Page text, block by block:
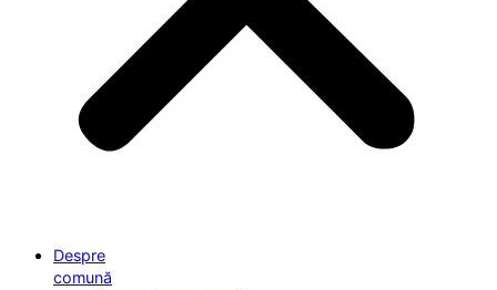
Despre
comună